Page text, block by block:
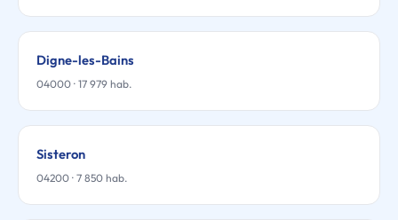
Digne-les-Bains
04000 · 17 979 hab.
Sisteron
04200 · 7 850 hab.